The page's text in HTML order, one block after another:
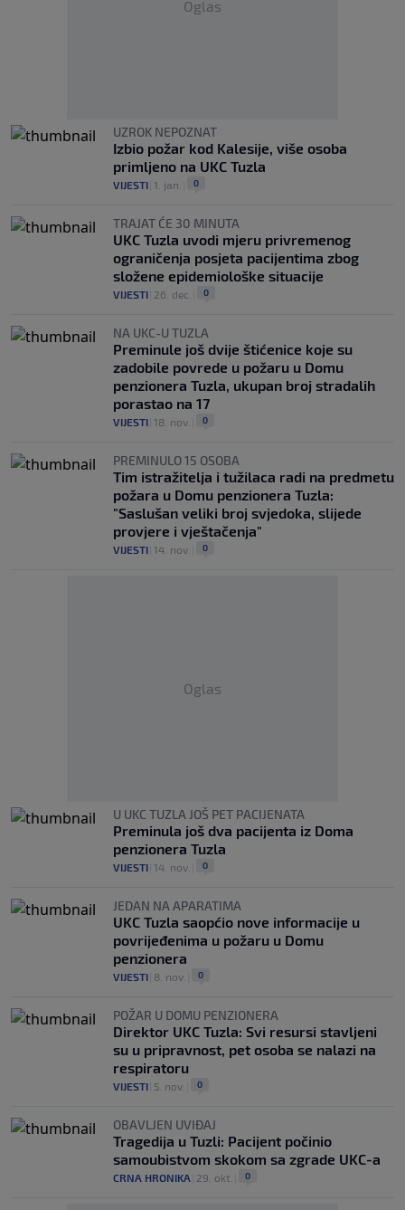
Oglas
UZROK NEPOZNAT
Izbio požar kod Kalesije, više osoba
primljeno na UKC Tuzla
VIJESTI 1. jan. 0
TRAJAT ĆE 30 MINUTA
UKC Tuzla uvodi mjeru privremenog
ograničenja posjeta pacijentima zbog
složene epidemiološke situacije
VIJESTI 26. dec. 0
NA UKC-U TUZLA
Preminule još dvije štićenice koje su
zadobile povrede u požaru u Domu
penzionera Tuzla, ukupan broj stradalih
porastao na 17
VIJESTI 18. nov. 0
PREMINULO 15 OSOBA
Tim istražitelja i tužilaca radi na predmetu
požara u Domu penzionera Tuzla:
"Saslušan veliki broj svjedoka, slijede
provjere i vještačenja"
VIJESTI 14. nov. 0
Oglas
U UKC TUZLA JOŠ PET PACIJENATA
Preminula još dva pacijenta iz Doma
penzionera Tuzla
VIJESTI 14. nov. 0
JEDAN NA APARATIMA
UKC Tuzla saopćio nove informacije u
povrijeđenima u požaru u Domu
penzionera
VIJESTI 8. nov. 0
POŽAR U DOMU PENZIONERA
Direktor UKC Tuzla: Svi resursi stavljeni
su u pripravnost, pet osoba se nalazi na
respiratoru
VIJESTI 5. nov. 0
OBAVLJEN UVIĐAJ
Tragedija u Tuzli: Pacijent počinio
samoubistvom skokom sa zgrade UKC-a
CRNA HRONIKA 29. okt. 0